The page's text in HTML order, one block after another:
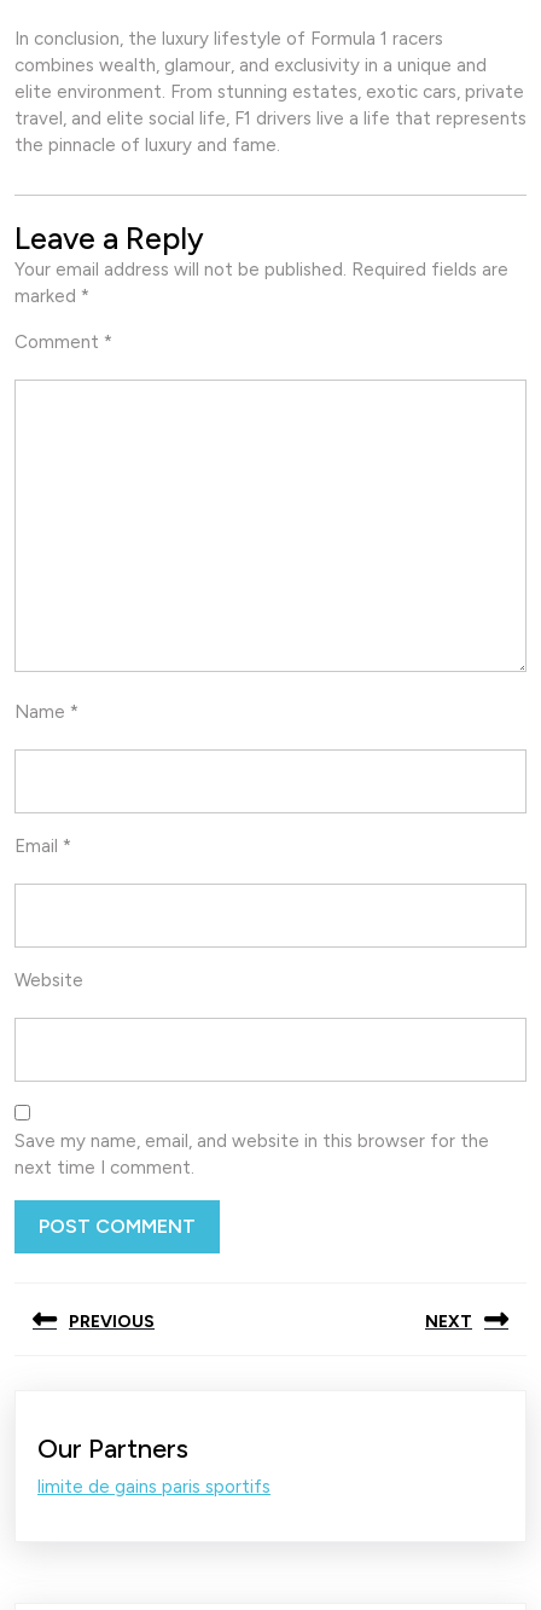
In conclusion, the luxury lifestyle of Formula 1 racers
combines wealth, glamour, and exclusivity in a unique and
elite environment. From stunning estates, exotic cars, private
travel, and elite social life, F1 drivers live a life that represents
the pinnacle of luxury and fame.
Leave a Reply
Your email address will not be published. Required fields are
marked *
Comment *
Name *
Email *
Website
Save my name, email, and website in this browser for the
next time I comment.
navigation
PREVIOUS NEXT
Our Partners
limite de gains paris sportifs